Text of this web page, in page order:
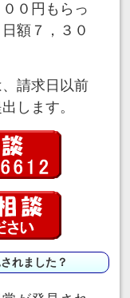
０円もらっ
額７，３０
請求日以前
します。
れました？